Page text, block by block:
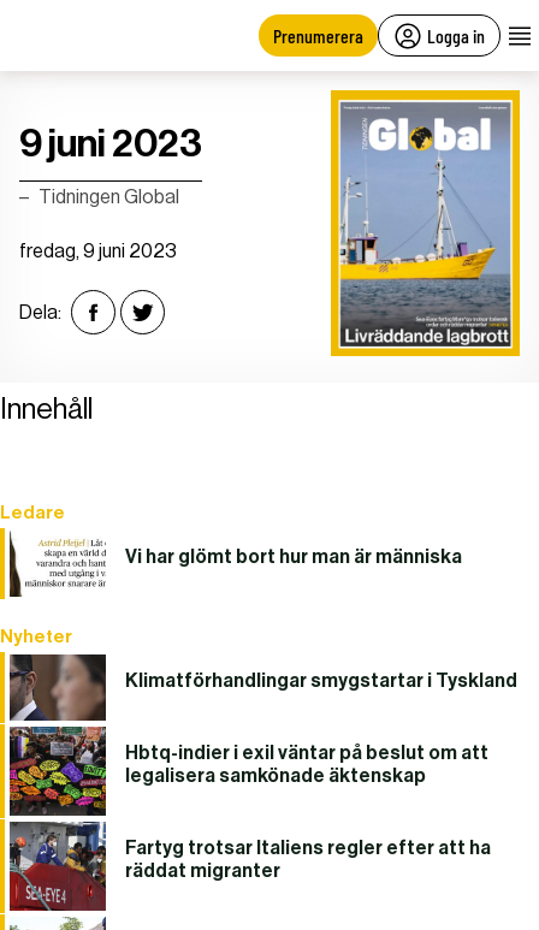
Prenumerera Logga in
9 juni 2023
Tidningen Global
fredag, 9 juni 2023
Dela:
Innehåll
Ledare
Vi har glömt bort hur man är människa
Nyheter
Klimatförhandlingar smygstartar i Tyskland
Hbtq-indier i exil väntar på beslut om att
legalisera samkönade äktenskap
Fartyg trotsar Italiens regler efter att ha
räddat migranter